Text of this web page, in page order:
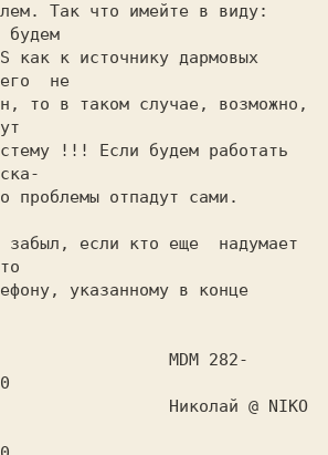
Так что имейте в виду:
как к источнику дармовых
не
то в таком случае, возможно,
!!! Если будем работать
проблемы отпадут сами.
если кто еще  надумает
указанному в конце